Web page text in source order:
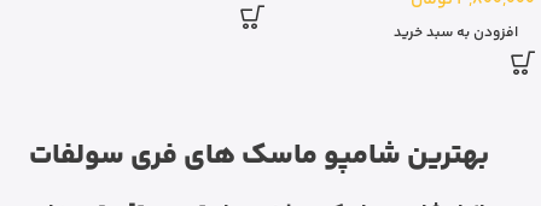
افزودن به سبد خرید افزودن به سبد خرید
بهترین شامپو ماسک های فری سولفات